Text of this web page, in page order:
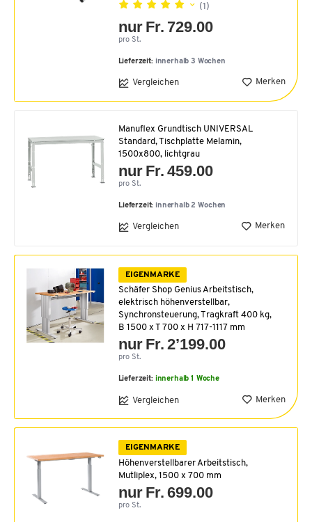
(1)
nur Fr. 729.00
pro St.
Lieferzeit: innerhalb 3 Wochen
Vergleichen Merken
Manuflex Grundtisch UNIVERSAL
Standard, Tischplatte Melamin,
1500x800, lichtgrau
nur Fr. 459.00
pro St.
Lieferzeit: innerhalb 2 Wochen
Vergleichen Merken
EIGENMARKE
Schäfer Shop Genius Arbeitstisch,
elektrisch höhenverstellbar,
Synchronsteuerung, Tragkraft 400 kg,
B 1500 x T 700 x H 717-1117 mm
nur Fr. 2’199.00
pro St.
Lieferzeit: innerhalb 1 Woche
Vergleichen Merken
EIGENMARKE
Höhenverstellbarer Arbeitstisch,
Mutliplex, 1500 x 700 mm
nur Fr. 699.00
pro St.